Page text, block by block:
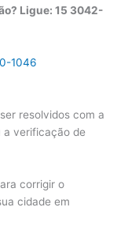
Ligue: 15 3042-
1046
resolvidos com a
a verificação de
corrigir o
cidade em